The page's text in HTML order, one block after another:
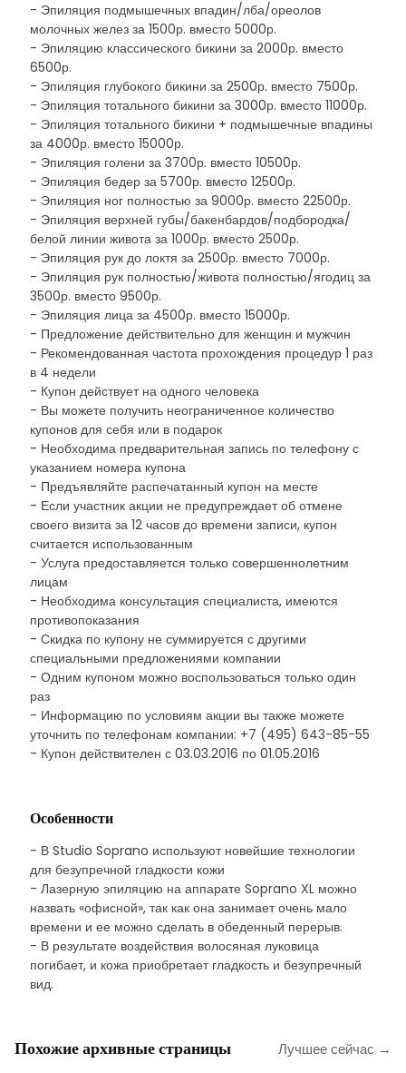
- Эпиляция подмышечных впадин/лба/ореолов
молочных желез за 1500р. вместо 5000р.
- Эпиляцию классического бикини за 2000р. вместо
6500р.
- Эпиляция глубокого бикини за 2500р. вместо 7500р.
- Эпиляция тотального бикини за 3000р. вместо 11000р.
- Эпиляция тотального бикини + подмышечные впадины
за 4000р. вместо 15000р.
- Эпиляция голени за 3700р. вместо 10500р.
- Эпиляция бедер за 5700р. вместо 12500р.
- Эпиляция ног полностью за 9000р. вместо 22500р.
- Эпиляция верхней губы/бакенбардов/подбородка/
белой линии живота за 1000р. вместо 2500р.
- Эпиляция рук до локтя за 2500р. вместо 7000р.
- Эпиляция рук полностью/живота полностью/ягодиц за
3500р. вместо 9500р.
- Эпиляция лица за 4500р. вместо 15000р.
- Предложение действительно для женщин и мужчин
- Рекомендованная частота прохождения процедур 1 раз
в 4 недели
- Купон действует на одного человека
- Вы можете получить неограниченное количество
купонов для себя или в подарок
- Необходима предварительная запись по телефону с
указанием номера купона
- Предъявляйте распечатанный купон на месте
- Если участник акции не предупреждает об отмене
своего визита за 12 часов до времени записи, купон
считается использованным
- Услуга предоставляется только совершеннолетним
лицам
- Необходима консультация специалиста, имеются
противопоказания
- Скидка по купону не суммируется с другими
специальными предложениями компании
- Одним купоном можно воспользоваться только один
раз
- Информацию по условиям акции вы также можете
уточнить по телефонам компании: +7 (495) 643-85-55
- Купон действителен с 03.03.2016 по 01.05.2016
Особенности
- В Studio Soprano используют новейшие технологии
для безупречной гладкости кожи
- Лазерную эпиляцию на аппарате Soprano XL можно
назвать «офисной», так как она занимает очень мало
времени и ее можно сделать в обеденный перерыв.
- В результате воздействия волосяная луковица
погибает, и кожа приобретает гладкость и безупречный
вид.
Похожие архивные страницы Лучшее сейчас →